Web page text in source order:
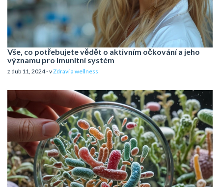
Vše, co potřebujete vědět o aktivním očkování a jeho
významu pro imunitní systém
z dub 11, 2024 - vZdraví a wellness